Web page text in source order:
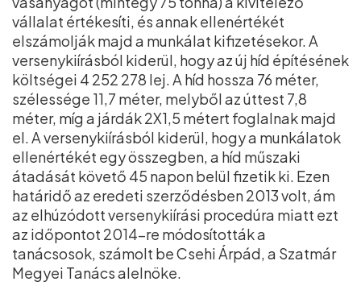
vállalat értékesíti, és annak ellenértékét
elszámolják majd a munkálat kifizetésekor. A
versenykiírásból kiderül, hogy az új híd építésének
költségei 4 252 278 lej. A híd hossza 76 méter,
szélessége 11,7 méter, melyből az úttest 7,8
méter, míg a járdák 2X1,5 métert foglalnak majd
el. A versenykiírásból kiderül, hogy a munkálatok
ellenértékét egy összegben, a híd műszaki
átadását követő 45 napon belül fizetik ki. Ezen
határidő az eredeti szerződésben 2013 volt, ám
az elhúzódott versenykiírási procedúra miatt ezt
az időpontot 2014-re módosították a
tanácsosok, számolt be Csehi Árpád, a Szatmár
Megyei Tanács alelnöke.